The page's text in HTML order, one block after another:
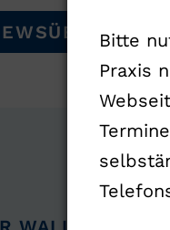
Bitte
Praxis